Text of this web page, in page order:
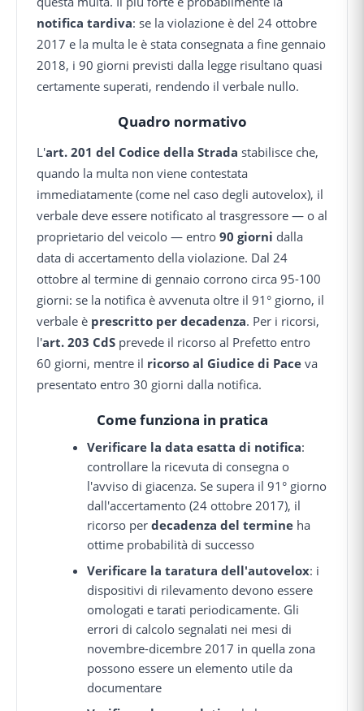
notifica tardiva: se la violazione è del 24 ottobre
2017 e la multa le è stata consegnata a fine gennaio
2018, i 90 giorni previsti dalla legge risultano quasi
certamente superati, rendendo il verbale nullo.
Quadro normativo
L'art. 201 del Codice della Strada stabilisce che,
quando la multa non viene contestata
immediatamente (come nel caso degli autovelox), il
verbale deve essere notificato al trasgressore — o al
proprietario del veicolo — entro 90 giorni dalla
data di accertamento della violazione. Dal 24
ottobre al termine di gennaio corrono circa 95-100
giorni: se la notifica è avvenuta oltre il 91° giorno, il
verbale è prescritto per decadenza. Per i ricorsi,
l'art. 203 CdS prevede il ricorso al Prefetto entro
60 giorni, mentre il ricorso al Giudice di Pace va
presentato entro 30 giorni dalla notifica.
Come funziona in pratica
Verificare la data esatta di notifica:
controllare la ricevuta di consegna o
l'avviso di giacenza. Se supera il 91° giorno
dall'accertamento (24 ottobre 2017), il
ricorso perdecadenza del termine ha
ottime probabilità di successo
Verificare la taratura dell'autovelox: i
dispositivi di rilevamento devono essere
omologati e tarati periodicamente. Gli
errori di calcolo segnalati nei mesi di
novembre-dicembre 2017 in quella zona
possono essere un elemento utile da
documentare